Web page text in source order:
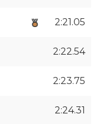
2:21.05
2:22.54
2:23.75
2:24.31